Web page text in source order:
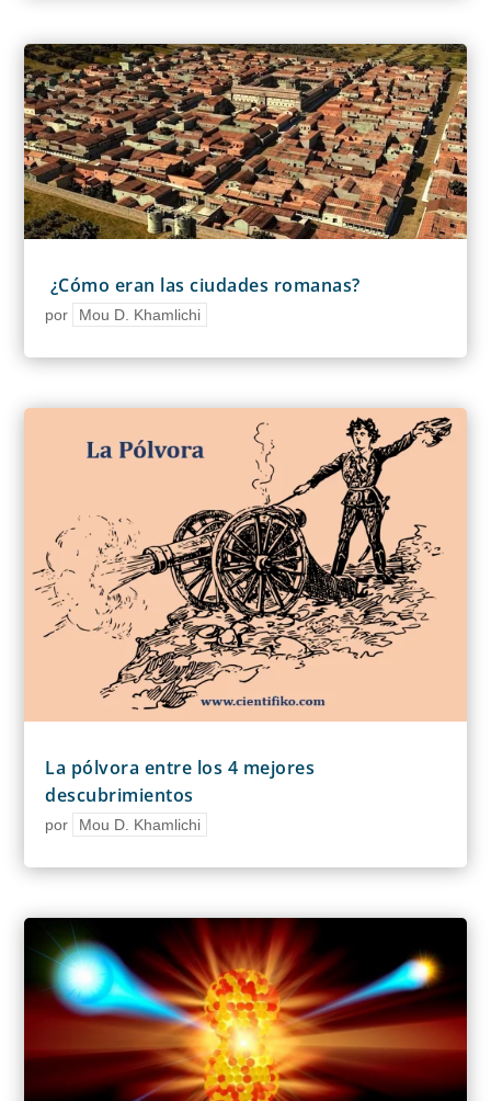
¿Cómo eran las ciudades romanas?
por Mou D. Khamlichi
La pólvora entre los 4 mejores
descubrimientos
por Mou D. Khamlichi